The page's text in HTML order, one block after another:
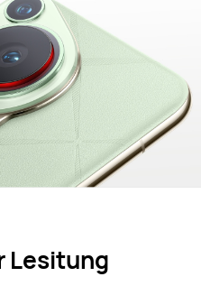
Lesitung